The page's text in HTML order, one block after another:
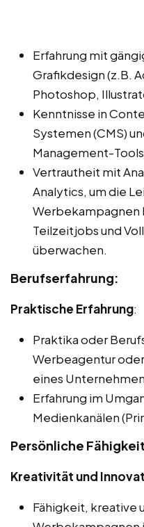
Erfahrung mit
Grafikdesign (z.B.
Photoshop,
Kenntnisse in
Systemen (CMS)
Management-
Vertrautheit mit
Analytics, um die
Werbekampagnen
Teilzeitjobs und
überwachen.
Berufserfahrung:
Praktische Erfahrung:
Praktika oder
Werbeagentur
eines
Erfahrung im
Medienkanälen
Persönliche
Kreativität und
Fähigkeit, kreative